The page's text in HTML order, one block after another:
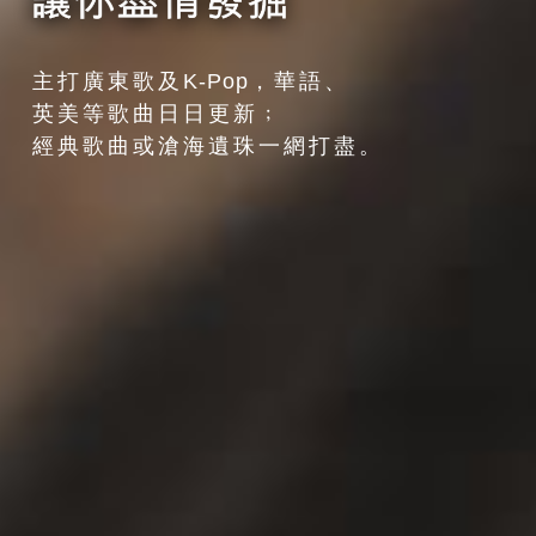
主打廣東歌及 K-Pop ，華語、
英美等歌曲日日更新﹔
經典歌曲或滄海遺珠一網打盡。